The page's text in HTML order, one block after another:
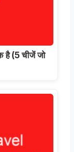
है (5 चीजें जो